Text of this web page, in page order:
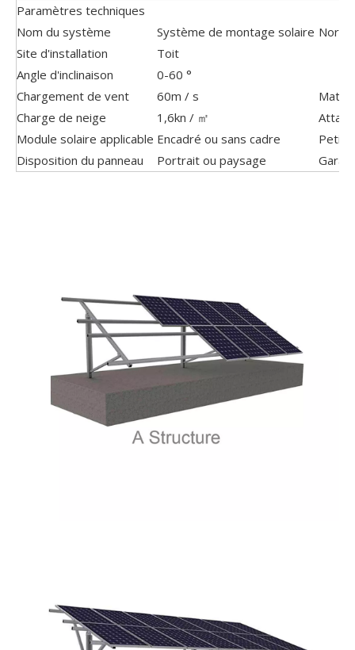
Paramètres techniques
Nom du système
Système de montage solaire
Site d'installation
Toit
Angle d'inclinaison
0-60 °
Chargement de vent
60m / s
Charge de neige
1,6kn / ㎡
Module solaire applicable Encadré ou sans cadre
Petits
Disposition du panneau
Portrait ou paysage